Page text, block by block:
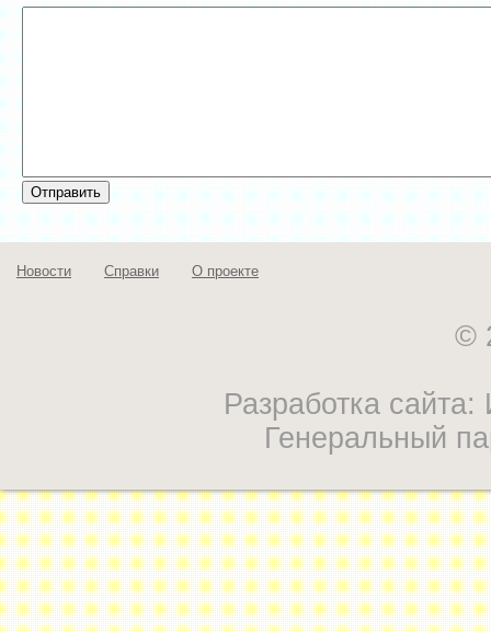
Новости Справки О проекте
©
Разработка
Генеральный